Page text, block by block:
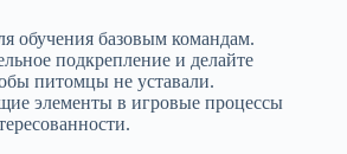
обучения базовым командам.
подкрепление и делайте
питомцы не уставали.
элементы в игровые процессы